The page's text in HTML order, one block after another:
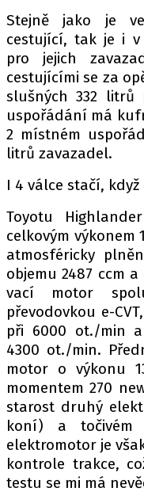
Stejně jako je
cestující, tak je i
pro jejich
cestujícími se za
slušných 332 litrů
uspořádání má
2 místném
litrů zavazadel.
I 4 válce stačí,
Toy­o­tu
celkovým výkonem
atmosféricky
objemu 2487 ccm
va­cí mo­tor
převodovkou e-
při 6000 ot./min
4300 ot./min.
mo­tor o výkonu
momentem 270
sta­ros­t dru­hý
koní) a točivém
elektromotor je
kontrole trakce,
testu se mi má